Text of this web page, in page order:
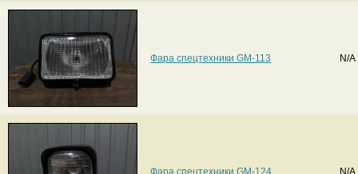
Фара спецтехники GM-113 N/A
Фара спецтехники GM-124 N/A